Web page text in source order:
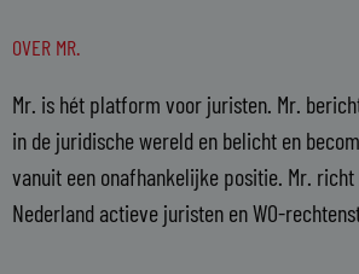
OVER MR.
Mr. is hét platform voor juristen. Mr.
in de juridische wereld en belicht en
vanuit een onafhankelijke positie. Mr.
Nederland actieve juristen en WO-